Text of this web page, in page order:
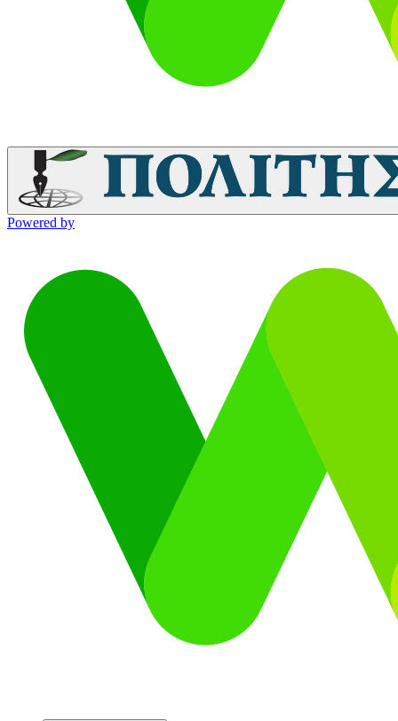
Powered by